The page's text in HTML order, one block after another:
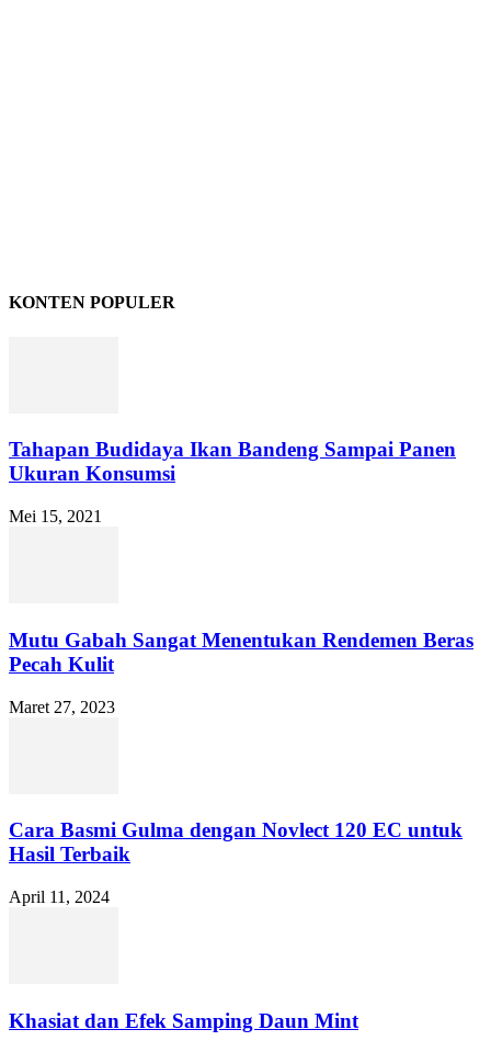
KONTEN POPULER
Tahapan Budidaya Ikan Bandeng Sampai Panen
Ukuran Konsumsi
Mei 15, 2021
Mutu Gabah Sangat Menentukan Rendemen Beras
Pecah Kulit
Maret 27, 2023
Cara Basmi Gulma dengan Novlect 120 EC untuk
Hasil Terbaik
April 11, 2024
Khasiat dan Efek Samping Daun Mint